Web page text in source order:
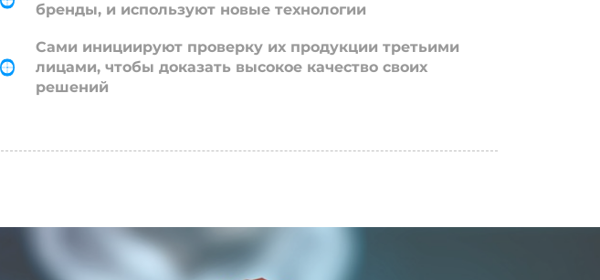
бренды, и используют новые технологии
Сами инициируют проверку их продукции третьими
лицами, чтобы доказать высокое качество своих
решений